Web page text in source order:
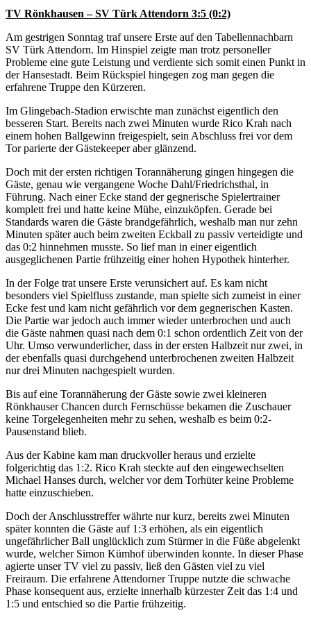
TV Rönkhausen – SV Türk Attendorn 3:5 (0:2)
Am gestrigen Sonntag traf unsere Erste auf den Tabellennachbarn
SV Türk Attendorn. Im Hinspiel zeigte man trotz personeller
Probleme eine gute Leistung und verdiente sich somit einen Punkt in
der Hansestadt. Beim Rückspiel hingegen zog man gegen die
erfahrene Truppe den Kürzeren.
Im Glingebach-Stadion erwischte man zunächst eigentlich den
besseren Start. Bereits nach zwei Minuten wurde Rico Krah nach
einem hohen Ballgewinn freigespielt, sein Abschluss frei vor dem
Tor parierte der Gästekeeper aber glänzend.
Doch mit der ersten richtigen Torannäherung gingen hingegen die
Gäste, genau wie vergangene Woche Dahl/Friedrichsthal, in
Führung. Nach einer Ecke stand der gegnerische Spielertrainer
komplett frei und hatte keine Mühe, einzuköpfen. Gerade bei
Standards waren die Gäste brandgefährlich, weshalb man nur zehn
Minuten später auch beim zweiten Eckball zu passiv verteidigte und
das 0:2 hinnehmen musste. So lief man in einer eigentlich
ausgeglichenen Partie frühzeitig einer hohen Hypothek hinterher.
In der Folge trat unsere Erste verunsichert auf. Es kam nicht
besonders viel Spielfluss zustande, man spielte sich zumeist in einer
Ecke fest und kam nicht gefährlich vor dem gegnerischen Kasten.
Die Partie war jedoch auch immer wieder unterbrochen und auch
die Gäste nahmen quasi nach dem 0:1 schon ordentlich Zeit von der
Uhr. Umso verwunderlicher, dass in der ersten Halbzeit nur zwei, in
der ebenfalls quasi durchgehend unterbrochenen zweiten Halbzeit
nur drei Minuten nachgespielt wurden.
Bis auf eine Torannäherung der Gäste sowie zwei kleineren
Rönkhauser Chancen durch Fernschüsse bekamen die Zuschauer
keine Torgelegenheiten mehr zu sehen, weshalb es beim 0:2-
Pausenstand blieb.
Aus der Kabine kam man druckvoller heraus und erzielte
folgerichtig das 1:2. Rico Krah steckte auf den eingewechselten
Michael Hanses durch, welcher vor dem Torhüter keine Probleme
hatte einzuschieben.
Doch der Anschlusstreffer währte nur kurz, bereits zwei Minuten
später konnten die Gäste auf 1:3 erhöhen, als ein eigentlich
ungefährlicher Ball unglücklich zum Stürmer in die Füße abgelenkt
wurde, welcher Simon Kümhof überwinden konnte. In dieser Phase
agierte unser TV viel zu passiv, ließ den Gästen viel zu viel
Freiraum. Die erfahrene Attendorner Truppe nutzte die schwache
Phase konsequent aus, erzielte innerhalb kürzester Zeit das 1:4 und
1:5 und entschied so die Partie frühzeitig.